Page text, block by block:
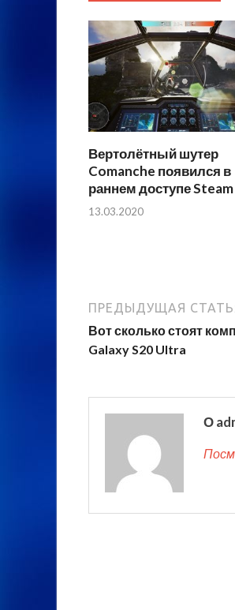
Вертолётный шутер
Comanche появился в
раннем доступе Steam
13.03.2020
ПРЕДЫДУЩАЯ
Вот сколько стоят
Galaxy S20 Ultra
О